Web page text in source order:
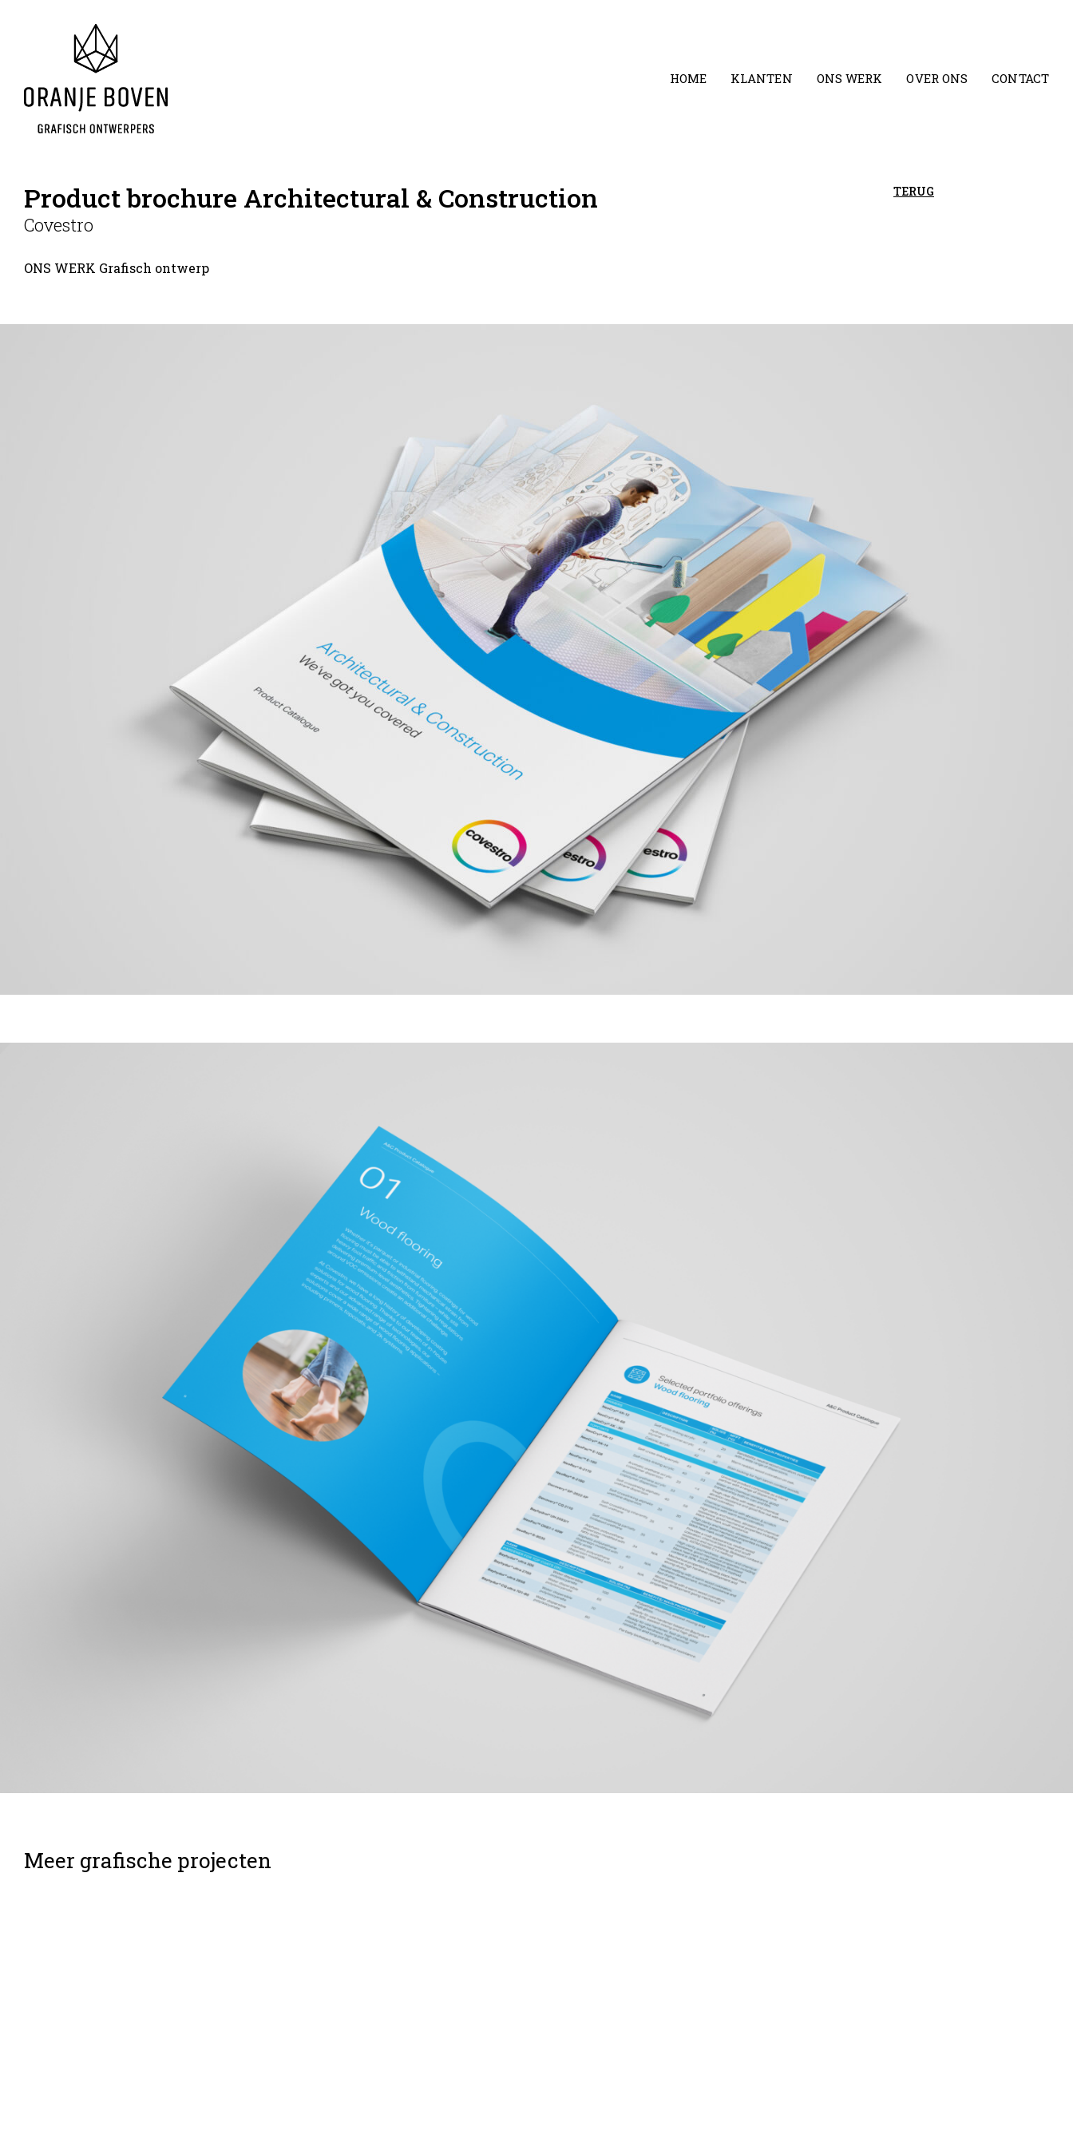
HOME KLANTEN ONS WERK OVER ONS CONTACT
Product brochure Architectural & Construction TERUG
Covestro
ONS WERK Grafisch ontwerp
Meer grafische projecten